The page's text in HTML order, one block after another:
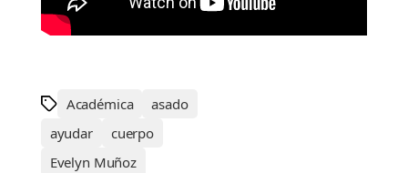
Académica
asado
ayudar
cuerpo
Evelyn Muñoz